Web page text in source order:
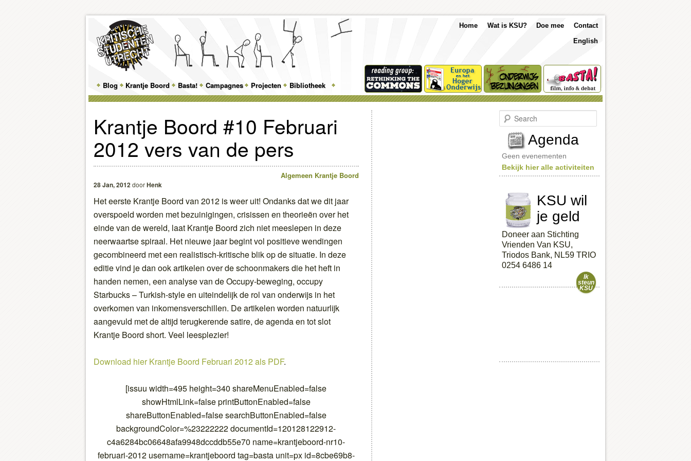
Main
menu
Skip
to
primary
content
Skip
to
secondary
content
Blog Krantje Boord Basta! Campagnes Projecten Bibliotheek
TopSkip
content
Skip
content
Contact
Doe mee
Wat is KSU?
Home
English
Top
Feature
Menu
Skip
to
primary
Skip
to
secondary
Krantje Boord #10 Februari
2012 vers van de pers
Algemeen Krantje Boord
28 Jan, 2012doorHenk
Het eerste Krantje Boord van 2012 is weer uit! Ondanks dat we dit jaar
overspoeld worden met bezuinigingen, crisissen en theorieën over het
einde van de wereld, laat Krantje Boord zich niet meeslepen in deze
neerwaartse spiraal. Het nieuwe jaar begint vol positieve wendingen
gecombineerd met een realistisch-kritische blik op de situatie. In deze
editie vind je dan ook artikelen over de schoonmakers die het heft in
handen nemen, een analyse van de Occupy-beweging, occupy
Starbucks – Turkish-style en uiteindelijk de rol van onderwijs in het
overkomen van inkomensverschillen. De artikelen worden natuurlijk
aangevuld met de altijd terugkerende satire, de agenda en tot slot
Krantje Boord short. Veel leesplezier!
Download hier Krantje Boord Februari 2012 als PDF.
[issuu width=495 height=340 shareMenuEnabled=false
showHtmlLink=false printButtonEnabled=false
shareButtonEnabled=false searchButtonEnabled=false
backgroundColor=%23222222 documentId=120128122912-
c4a6284bc06648afa9948dccddb55e70 name=krantjeboord-nr10-
februari-2012 username=krantjeboord tag=basta unit=px id=8cbe69b8-
e
c
h
Agenda
Geen evenementen
Bekijk hier alle activiteiten
KSU wil
je geld
Doneer aan Stichting
Vrienden Van KSU,
Triodos Bank, NL59 TRIO
0254 6486 14
Ik
steun
KSU